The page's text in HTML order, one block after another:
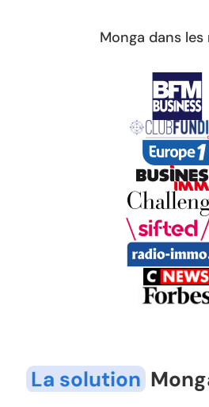
Monga dans les
La solution